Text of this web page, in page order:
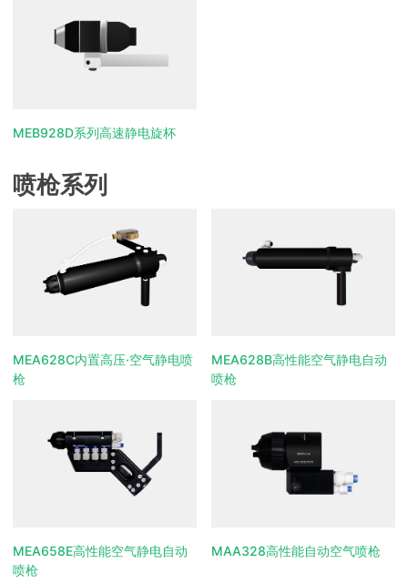
MEB928D系列高速静电旋杯
喷枪系列
MEA628C内置高压·空气静电喷
枪
MEA628B高性能空气静电自动
喷枪
MEA658E高性能空气静电自动
喷枪
MAA328高性能自动空气喷枪